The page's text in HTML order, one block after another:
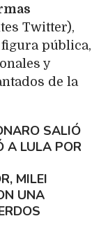
Twitter),
pública,
y
de la
SALIÓ
A LULA POR
MILEI
UNA